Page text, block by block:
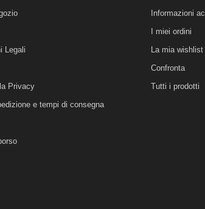
Legali
Privacy
e tempi di consegna
Informazioni
I miei ordini
La mia wishlist
Confronta
Tutti i prodotti